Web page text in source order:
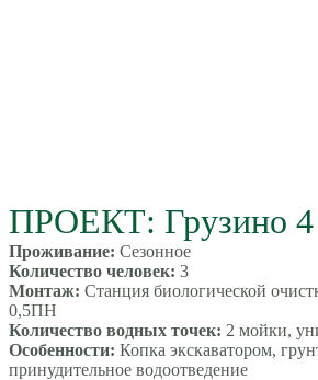
ПРОЕКТ: Грузино 4
Проживание: Сезонное
Количество человек: 3
Монтаж: Станция биологической
0,5ПН
Количество водных точек: 2 мойки,
Особенности: Копка экскаватором,
принудительное водоотведение